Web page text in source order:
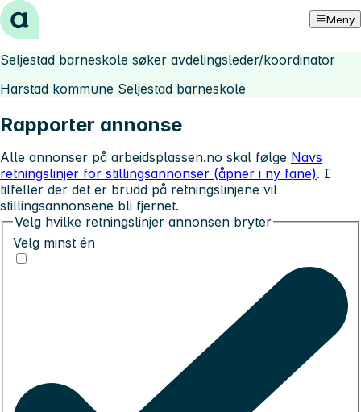
Hopp til innhold Meny
Seljestad barneskole søker avdelingsleder/koordinator
Harstad kommune Seljestad barneskole
Rapporter annonse
Alle annonser på arbeidsplassen.no skal følge Navs
retningslinjer for stillingsannonser (åpner i ny fane). I
tilfeller der det er brudd på retningslinjene vil
stillingsannonsene bli fjernet.
Velg hvilke retningslinjer annonsen bryter
Velg minst én